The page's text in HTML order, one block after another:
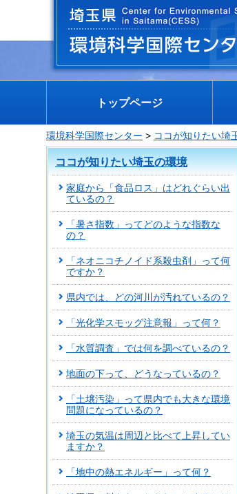
埼玉県 環境科学国際センター
トップページ
環境科学国際センター > ココが知りたい埼
ココが知りたい埼玉の環境
家庭から「食品ロス」はどれぐらい出
ているの？
「暑さ指数」ってどのような指数な
の？
「ネオニコチノイド系殺虫剤」って何
ですか？
県内では、どの河川が汚れているの？
「光化学スモッグ注意報」って何？
「水質調査」では何を調べているの？
地面の下って、どうなっているの？
「土壌汚染」って県内でも大きな環境
問題になっているの？
埼玉の気温は周辺と比べて上昇してい
ますか？
「地中の熱エネルギー」って何？